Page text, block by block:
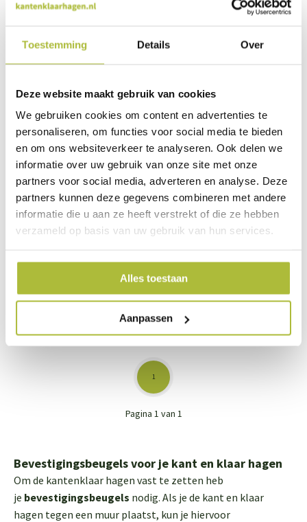
Toestemming Details Over
Deze website maakt gebruik van cookies
We gebruiken cookies om content en advertenties te
personaliseren, om functies voor social media te bieden
en om ons websiteverkeer te analyseren. Ook delen we
informatie over uw gebruik van onze site met onze
partners voor social media, adverteren en analyse. Deze
partners kunnen deze gegevens combineren met andere
informatie die u aan ze heeft verstrekt of die ze hebben
verzameld op basis van uw gebruik van hun services.
Alles toestaan
Aanpassen
Opzetstuk om hagen 75
Opzetstuk om hagen
Pagina 1 van 1
1
Bevestigingsbeugels voor je kant en klaar hagen
Om de kantenklaar hagen vast te zetten heb
je bevestigingsbeugels nodig. Als je de kant en klaar
hagen tegen een muur plaatst, kun je hiervoor